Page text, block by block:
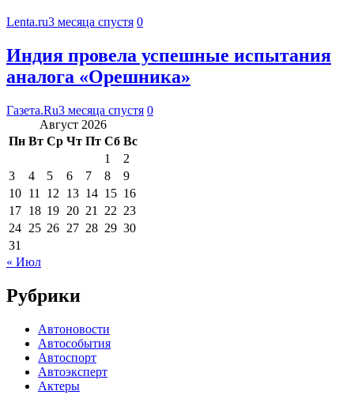
Lenta.ru3 месяца спустя 0
Индия провела успешные испытания
аналога «Орешника»
Газета.Ru3 месяца спустя 0
Август 2026
Пн Вт Ср Чт Пт Сб Вс
1
2
3
4 5 6 7 8
9
10 11 12 13 14 15 16
17 18 19 20 21 22 23
24 25 26 27 28 29 30
31
« Июл
Рубрики
Автоновости
Автособытия
Автоспорт
Автоэксперт
Актеры